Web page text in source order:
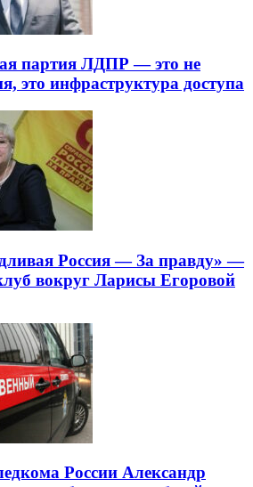
партия ЛДПР — это не
это инфраструктура доступа
Россия — За правду» —
вокруг Ларисы Егоровой
России Александр